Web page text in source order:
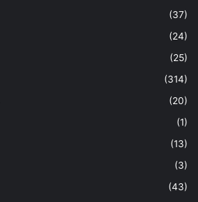
(37)
(24)
(25)
(314)
(20)
(1)
(13)
(3)
(43)